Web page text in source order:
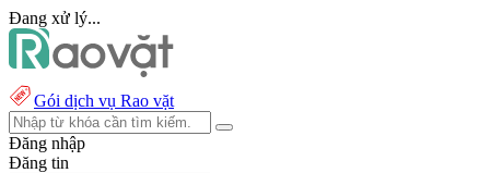
Đang xử lý...
Gói dịch vụ Rao vặt
Đăng nhập
Đăng tin